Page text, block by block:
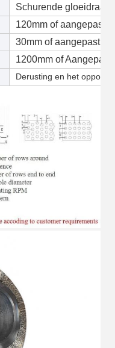
Schurende gloeidraad
120mm of aangepast
30mm of aangepast
1200mm of Aangepast
Derusting en het